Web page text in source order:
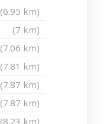
(6.95 km)
(7 km)
(7.06 km)
(7.81 km)
(7.87 km)
(7.87 km)
(8.23 km)